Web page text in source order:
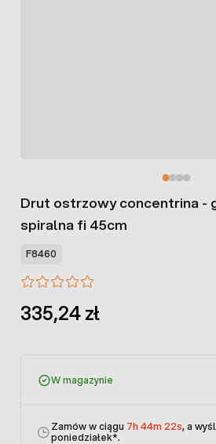
Drut ostrzowy concentrina -
spiralna fi 45cm
F8460
335,24 zł
W magazynie
Zamów w ciągu 7h 44m 22s, a
poniedziałek*.